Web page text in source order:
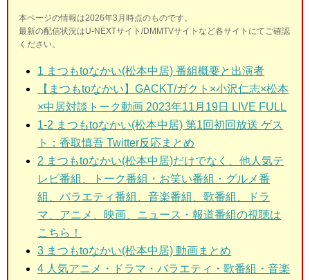
本ページの情報は2026年3月時点のものです。
最新の配信状況はU-NEXTサイト/DMMTVサイトなど各サイトにてご確認
ください。
1 まつもtoなかい(松本中居) 番組概要と出演者
【まつもtoなかい】GACKT/ガクト×小沢仁志×松本
×中居対談トーク動画 2023年11月19日 LIVE FULL
1-2 まつもtoなかい(松本中居) 第1回初回放送 ゲス
ト：香取慎吾 Twitter反応まとめ
2 まつもtoなかい(松本中居)だけでなく、他人気テ
レビ番組、トーク番組・お笑い番組・グルメ番
組、バラエティ番組、音楽番組、歌番組、ドラ
マ、アニメ、映画、ニュース・報道番組の視聴は
こちら！
3 まつもtoなかい(松本中居) 動画まとめ
4 人気アニメ・ドラマ・バラエティ・歌番組・音楽